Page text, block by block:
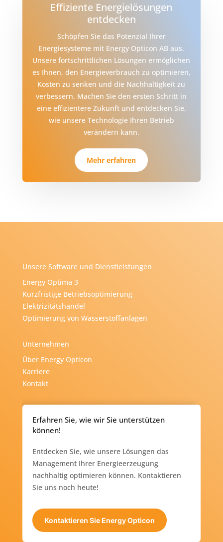
Effiziente Energielösungen
entdecken
Schöpfen Sie das Potenzial Ihrer
Energiesysteme mit Energy Opticon AB aus.
Unsere fortschrittlichen Lösungen ermöglichen
es Ihnen, den Energieverbrauch zu optimieren,
Kosten zu senken und die Nachhaltigkeit zu
verbessern. Machen Sie den ersten Schritt in
eine effizientere Zukunft und entdecken Sie,
wie unsere Technologie Ihren Betrieb
verändern kann.
Mehr erfahren
Unsere Software und Dienstleistungen
Energy Optima 3
Kurzfristige Betriebsoptimierung
Elektrizitätshandel
Optimierung von Wasserstoffanlagen
Unternehmen
Über Energy Opticon
Karriere
Kontakt
Erfahren Sie, wie wir Sie unterstützen
können!
Entdecken Sie, wie unsere Lösungen das
Management Ihrer Energieerzeugung
nachhaltig optimieren können. Kontaktieren
Sie uns noch heute!
Kontaktieren Sie Energy Opticon